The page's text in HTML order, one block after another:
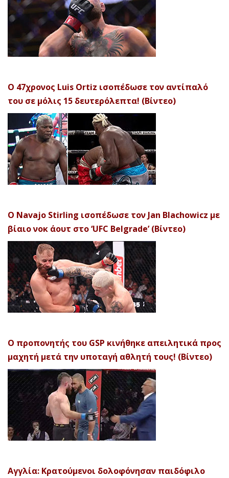
Ο 47χρονος Luis Ortiz ισοπέδωσε τον αντίπαλό
του σε μόλις 15 δευτερόλεπτα! (Βίντεο)
Ο Navajo Stirling ισοπέδωσε τον Jan Blachowicz με
βίαιο νοκ άουτ στο ‘UFC Belgrade’ (Βίντεο)
Ο προπονητής του GSP κινήθηκε απειλητικά προς
μαχητή μετά την υποταγή αθλητή τους! (Βίντεο)
Αγγλία: Κρατούμενοι δολοφόνησαν παιδόφιλο